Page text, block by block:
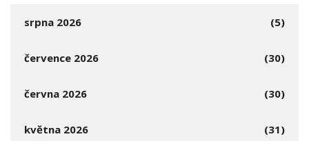
srpna 2026 (5)
července 2026 (30)
června 2026 (30)
května 2026 (31)